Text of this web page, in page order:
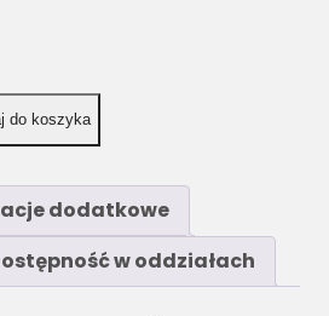
do koszyka
dodatkowe
w oddziałach